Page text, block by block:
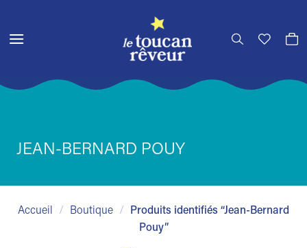
contenu
JEAN-BERNARD POUY
Accueil / Boutique /
Produits identifiés “Jean-Bernard
Pouy”